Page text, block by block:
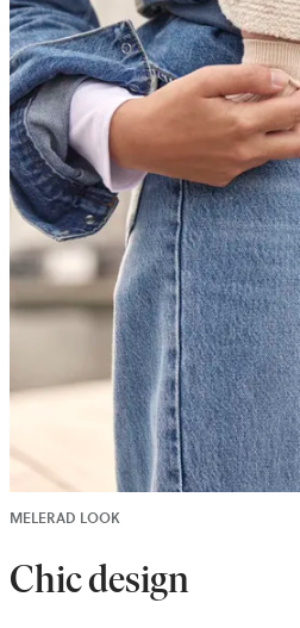
MELERAD LOOK
Chic design